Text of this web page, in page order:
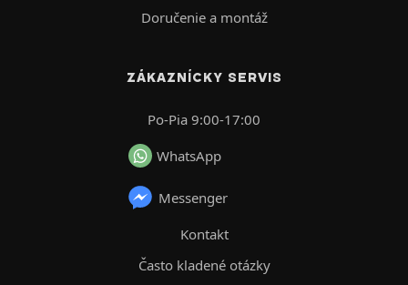
Doručenie a montáž
ZÁKAZNÍCKY SERVIS
Po-Pia 9:00-17:00
WhatsApp
Messenger
Kontakt
Často kladené otázky